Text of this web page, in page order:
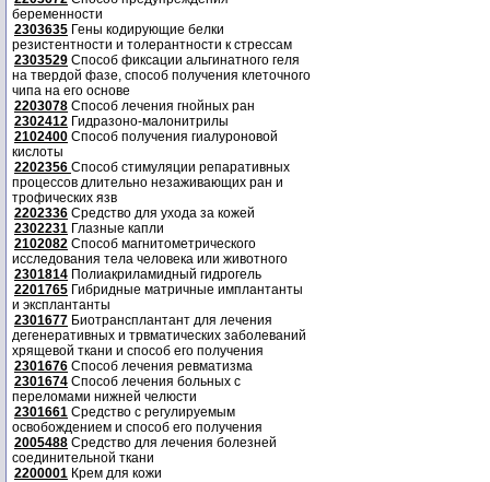
беременности
2303635 Гены кодирующие белки
резистентности и толерантности к стрессам
2303529 Способ фиксации альгинатного геля
на твердой фазе, способ получения клеточного
чипа на его основе
2203078 Способ лечения гнойных ран
2302412 Гидразоно-малонитрилы
2102400 Способ получения гиалуроновой
кислоты
2202356 Способ стимуляции репаративных
процессов длительно незаживающих ран и
трофических язв
2202336 Средство для ухода за кожей
2302231 Глазные капли
2102082 Способ магнитометрического
исследования тела человека или животного
2301814 Полиакриламидный гидрогель
2201765 Гибридные матричные имплантанты
и эксплантанты
2301677 Биотрансплантант для лечения
дегенеративных и трвматических заболеваний
хрящевой ткани и способ его получения
2301676 Способ лечения ревматизма
2301674 Способ лечения больных с
переломами нижней челюсти
2301661 Средство с регулируемым
освобождением и способ его получения
2005488 Средство для лечения болезней
соединительной ткани
2200001 Крем для кожи